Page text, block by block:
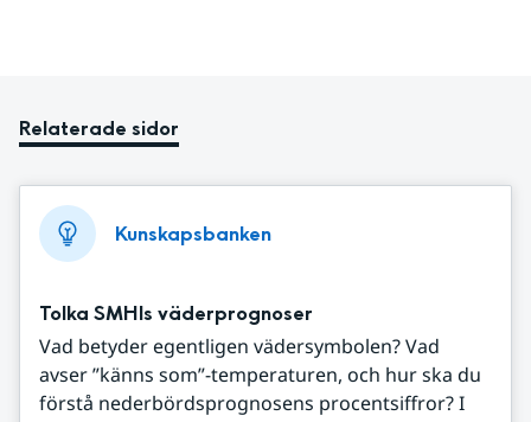
Relaterade sidor
Kunskapsbanken
Tolka SMHIs väderprognoser
Vad betyder egentligen vädersymbolen? Vad
avser ”känns som”-temperaturen, och hur ska du
förstå nederbördsprognosens procentsiffror? I